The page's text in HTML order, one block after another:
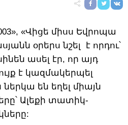
«Վիցե միսս Եվրոպա
օրերս նշել է որդու՝
ասել էր, որ այդ
է կազմակերպել
են եղել միայն
Ալեքի տատիկ-